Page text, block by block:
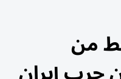
فقط من